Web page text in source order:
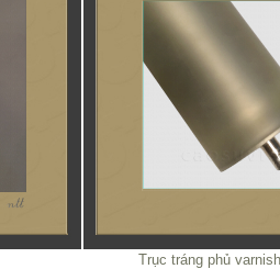
Trục tráng phủ